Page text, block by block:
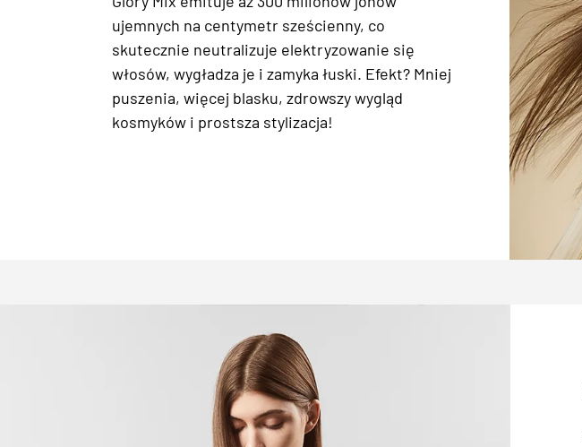
ujemnych na centymetr sześcienny, co
skutecznie neutralizuje elektryzowanie się
włosów, wygładza je i zamyka łuski. Efekt? Mniej
puszenia, więcej blasku, zdrowszy wygląd
kosmyków i prostsza stylizacja!